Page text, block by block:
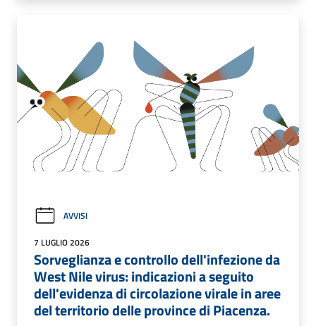
AVVISI
7 LUGLIO 2026
Sorveglianza e controllo dell'infezione da
West Nile virus: indicazioni a seguito
dell'evidenza di circolazione virale in aree
del territorio delle province di Piacenza.